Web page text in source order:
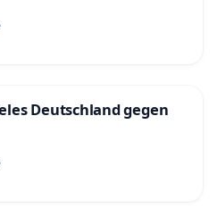
Deutschland gegen